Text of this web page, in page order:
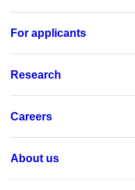
For applicants
Research
Careers
About us